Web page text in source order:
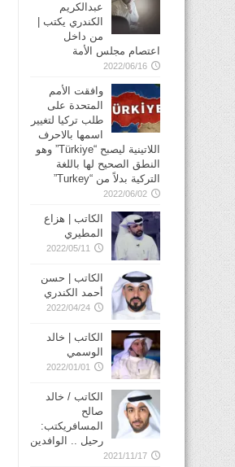
عبدالكريم
الكندري يكتب |
من داخل
اعتصام مجلس الأمة
2022/06/16
وافقت الأمم
المتحدة على
طلب تركيا لتغيير
اسمها بالاحرف
اللاتينية ليصبح “Türkiye” وهو
النطق الصحيح لها باللغة
التركية بدلاً من “Turkey”
2022/06/02
الكاتب | هزاع
المطيري
2022/05/11
الكاتب | حسن
أحمد الكندري
2022/04/24
الكاتب | خالد
الوسمي
2022/01/01
الكاتب / خالد
صالح
المسافريكتب:
رحيل .. الوافدين
2021/11/17